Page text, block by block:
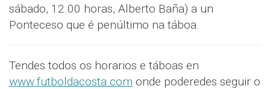
sábado, 12.00 horas, Alberto Baña) a un
Ponteceso que é penúltimo na táboa.
Tendes todos os horarios e táboas en
www.futboldacosta.com onde poderedes seguir o